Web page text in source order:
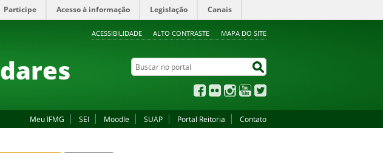
ACESSIBILIDADE ALTO CONTRASTE MAPA DO SITE
Participe Acesso à informação Legislação Canais
Buscar no portal
Facebook
Flickr InstagramYouTube
Meu IFMG SEI Moodle SUAP Portal Reitoria Contato